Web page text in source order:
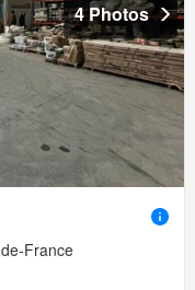
4 Photos
France